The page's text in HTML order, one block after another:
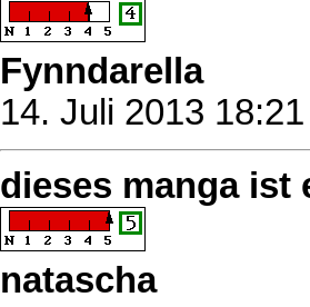
Fynndarella
14. Juli 2013 18:21
dieses manga ist
natascha